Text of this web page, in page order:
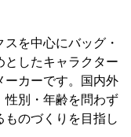
を中心にバッグ・
としたキャラクター
ーカーです。国内外
性別・年齢を問わず
のづくりを目指し